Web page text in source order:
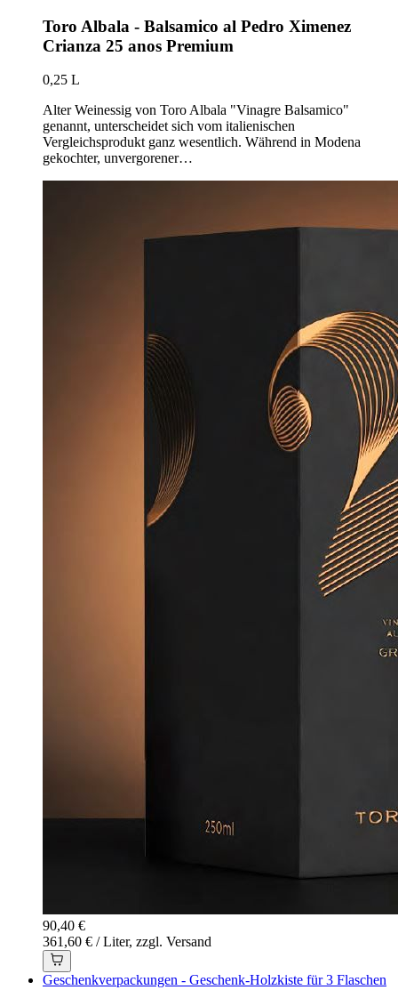
Toro Albala - Balsamico al Pedro Ximenez
Crianza 25 anos Premium
0,25 L
Alter Weinessig von Toro Albala "Vinagre Balsamico"
genannt, unterscheidet sich vom italienischen
Vergleichsprodukt ganz wesentlich. Während in Modena
gekochter, unvergorener…
90,40 €
361,60 € / Liter, zzgl. Versand
Geschenkverpackungen - Geschenk-Holzkiste für 3 Flaschen